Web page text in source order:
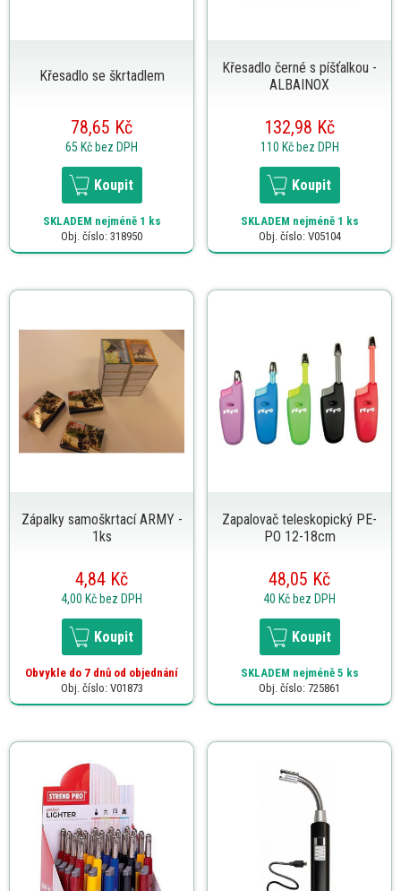
Křesadlo se škrtadlem
78,65 Kč
65 Kč bez DPH
Koupit
SKLADEM nejméně 1 ks
Obj. číslo: 318950
Křesadlo černé s píšťalkou -
ALBAINOX
132,98 Kč
110 Kč bez DPH
Koupit
SKLADEM nejméně 1 ks
Obj. číslo: V05104
Zápalky samoškrtací ARMY -
1ks
4,84 Kč
4,00 Kč bez DPH
Koupit
Obvykle do 7 dnů od objednání
Obj. číslo: V01873
Zapalovač teleskopický PE-
PO 12-18cm
48,05 Kč
40 Kč bez DPH
Koupit
SKLADEM nejméně 5 ks
Obj. číslo: 725861